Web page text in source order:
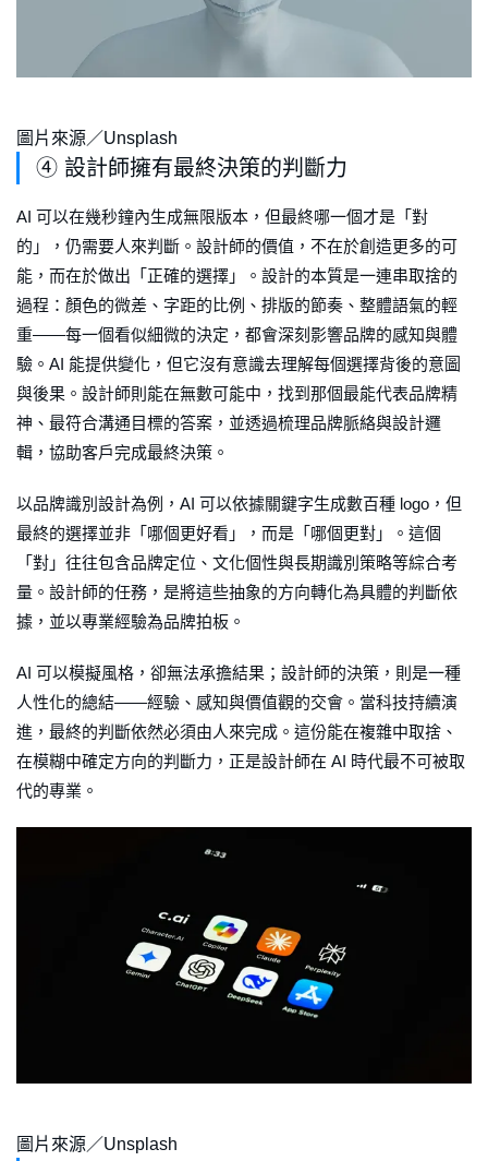
圖片來源／Unsplash
➃ 設計師擁有最終決策的判斷力
AI 可以在幾秒鐘內生成無限版本，但最終哪一個才是「對
的」，仍需要人來判斷。設計師的價值，不在於創造更多的可
能，而在於做出「正確的選擇」。設計的本質是一連串取捨的
過程：顏色的微差、字距的比例、排版的節奏、整體語氣的輕
重——每一個看似細微的決定，都會深刻影響品牌的感知與體
驗。AI 能提供變化，但它沒有意識去理解每個選擇背後的意圖
與後果。設計師則能在無數可能中，找到那個最能代表品牌精
神、最符合溝通目標的答案，並透過梳理品牌脈絡與設計邏
輯，協助客戶完成最終決策。
以品牌識別設計為例，AI 可以依據關鍵字生成數百種 logo，但
最終的選擇並非「哪個更好看」，而是「哪個更對」。這個
「對」往往包含品牌定位、文化個性與長期識別策略等綜合考
量。設計師的任務，是將這些抽象的方向轉化為具體的判斷依
據，並以專業經驗為品牌拍板。
AI 可以模擬風格，卻無法承擔結果；設計師的決策，則是一種
人性化的總結——經驗、感知與價值觀的交會。當科技持續演
進，最終的判斷依然必須由人來完成。這份能在複雜中取捨、
在模糊中確定方向的判斷力，正是設計師在 AI 時代最不可被取
代的專業。
圖片來源／Unsplash